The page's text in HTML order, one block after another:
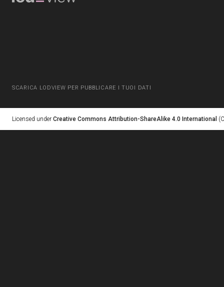
SCARICA LODVIEW PER PUBBLICARE I TUOI DATI
Licensed under Creative Commons Attribution-ShareAlike 4.0 International